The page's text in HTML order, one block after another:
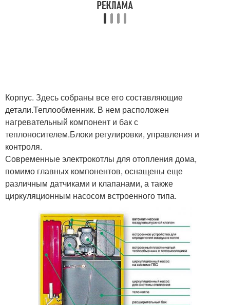
Корпус. Здесь собраны все его составляющие
детали.Теплообменник. В нем расположен
нагревательный компонент и бак с
теплоносителем.Блоки регулировки, управления и
контроля.
Современные электрокотлы для отопления дома,
помимо главных компонентов, оснащены еще
различным датчиками и клапанами, а также
циркуляционным насосом встроенного типа.